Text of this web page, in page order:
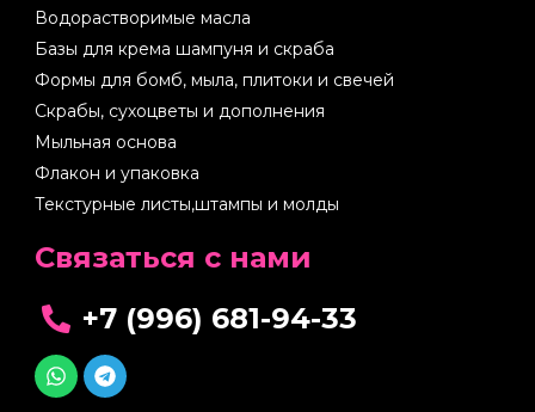
Водорастворимые масла
Базы для крема шампуня и скраба
Формы для бомб, мыла, плитоки и свечей
Скрабы, сухоцветы и дополнения
Мыльная основа
Флакон и упаковка
Текстурные листы,штампы и молды
Cвязаться с нами
+7 (996) 681-94-33